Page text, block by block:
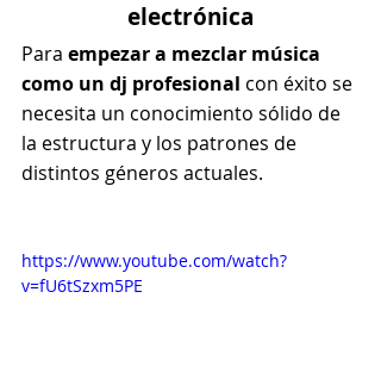
electrónica
Para empezar a mezclar música
como un dj profesional con éxito se
necesita un conocimiento sólido de
la estructura y los patrones de
distintos géneros actuales.
https://www.youtube.com/watch?
v=fU6tSzxm5PE